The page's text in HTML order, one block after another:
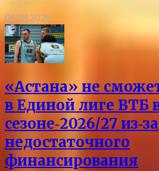
06.08.2026
«Астана» не
в Единой лиге ВТБ
сезоне‑2026/27 из‑за
недостаточного
финансирования